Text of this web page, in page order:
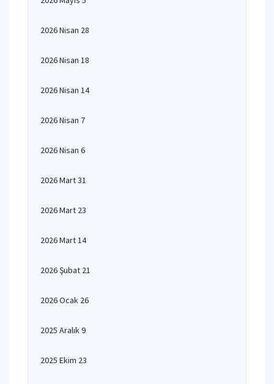
2026 Nisan 28
2026 Nisan 18
2026 Nisan 14
2026 Nisan 7
2026 Nisan 6
2026 Mart 31
2026 Mart 23
2026 Mart 14
2026 Şubat 21
2026 Ocak 26
2025 Aralık 9
2025 Ekim 23